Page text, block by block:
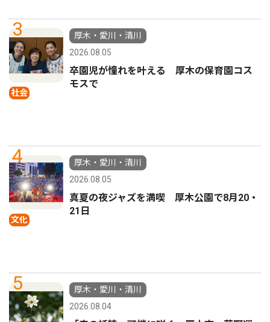
3
社会
厚木・愛川・清川
2026.08.05
卒園児が憧れを叶える 厚木の保育園コス
モスで
4
文化
厚木・愛川・清川
2026.08.05
真夏の夜ジャズを満喫 厚木公園で8月20・
21日
5
厚木・愛川・清川
2026.08.04